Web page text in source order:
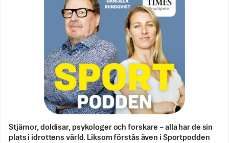
Stjärnor, doldisar, psykologer och forskare – alla har de sin
plats i idrottens värld. Liksom förstås även i Sportpodden